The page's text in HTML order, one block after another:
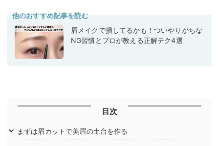
他のおすすめ記事を読む
眉メイクで損してるかも！ついやりがちな
NG習慣とプロが教える正解テク4選
目次
まずは眉カットで美眉の土台を作る